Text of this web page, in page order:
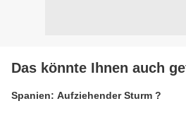
Das könnte Ihnen auch
Spanien: Aufziehender Sturm ?